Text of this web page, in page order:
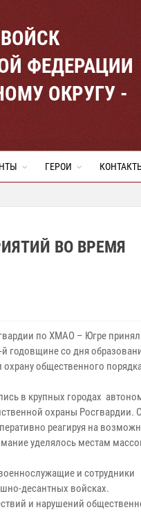
ФЕДЕРАЦИИ
ОКРУГУ -
ГЕРОИ
ВО ВРЕМЯ
по ХМАО – Югре
годовщине со дня
общественного
в крупных городах
охраны Росгвардии.
реагируя на
уделялось местам
и сотрудники
десантных войсках.
и нарушений